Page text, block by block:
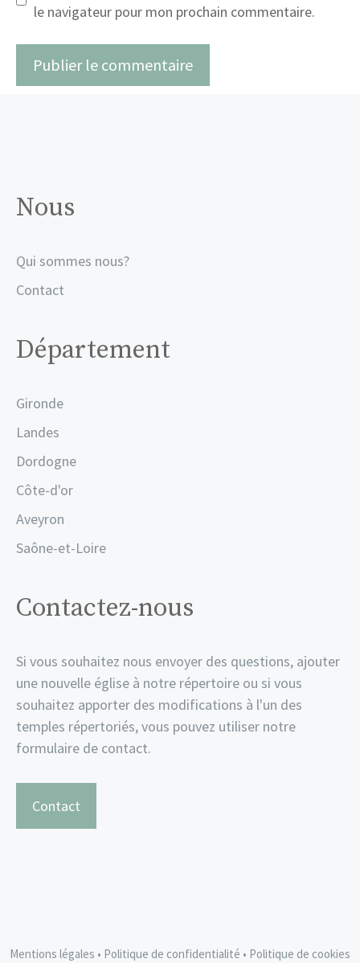
le navigateur pour mon prochain commentaire.
Nous
Qui sommes nous?
Contact
Département
Gironde
Landes
Dordogne
Côte-d'or
Aveyron
Saône-et-Loire
Contactez-nous
Si vous souhaitez nous envoyer des questions, ajouter
une nouvelle église à notre répertoire ou si vous
souhaitez apporter des modifications à l'un des
temples répertoriés, vous pouvez utiliser notre
formulaire de contact.
Contact
Mentions légales • Politique de confidentialité • Politique de cookies